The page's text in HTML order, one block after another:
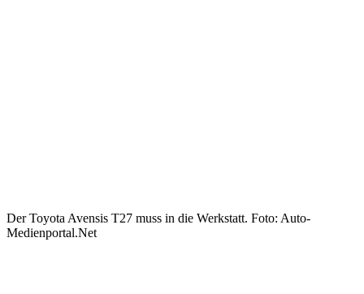
Der Toyota Avensis T27 muss in die Werkstatt. Foto: Auto-
Medienportal.Net